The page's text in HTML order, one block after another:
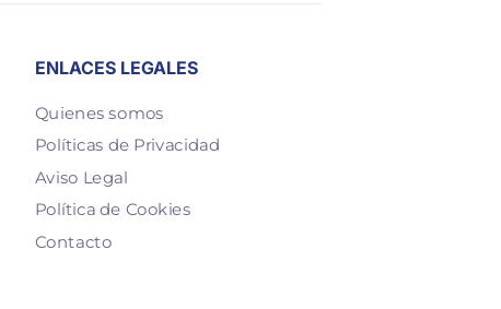
ENLACES LEGALES
Quienes somos
Políticas de Privacidad
Aviso Legal
Política de Cookies
Contacto